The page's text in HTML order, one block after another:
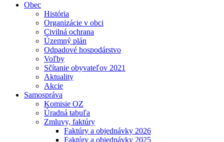
Obec
História
Organizácie v obci
Civilná ochrana
Územný plán
Odpadové hospodárstvo
Voľby
Sčítanie obyvateľov 2021
Aktuality
Akcie
Samospráva
Komisie OZ
Úradná tabuľa
Zmluvy, faktúry
Faktúry a objednávky 2026
Faktúry a objednávky 2025